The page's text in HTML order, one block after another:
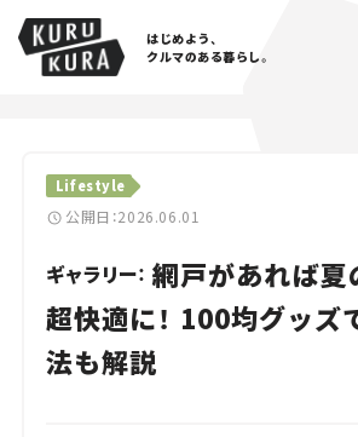
はじめよう、
クルマのある暮らし。
Lifestyle
公開日：2026.06.01
ギャラリー： 網戸があれば夏
超快適に！ 100均グッズ
法も解説
Cars
Lifestyle
Traffic
Special